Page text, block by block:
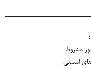
مشروط
امنیتی